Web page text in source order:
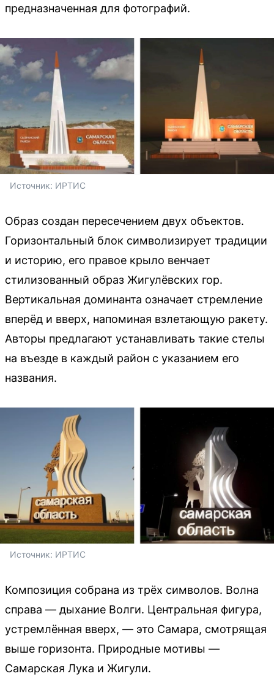
предназначенная для фотографий.
Источник: ИРТИС
Образ создан пересечением двух объектов.
Горизонтальный блок символизирует традиции
и историю, его правое крыло венчает
стилизованный образ Жигулёвских гор.
Вертикальная доминанта означает стремление
вперёд и вверх, напоминая взлетающую ракету.
Авторы предлагают устанавливать такие стелы
на въезде в каждый район с указанием его
названия.
Источник: ИРТИС
Композиция собрана из трёх символов. Волна
справа — дыхание Волги. Центральная фигура,
устремлённая вверх, — это Самара, смотрящая
выше горизонта. Природные мотивы —
Самарская Лука и Жигули.